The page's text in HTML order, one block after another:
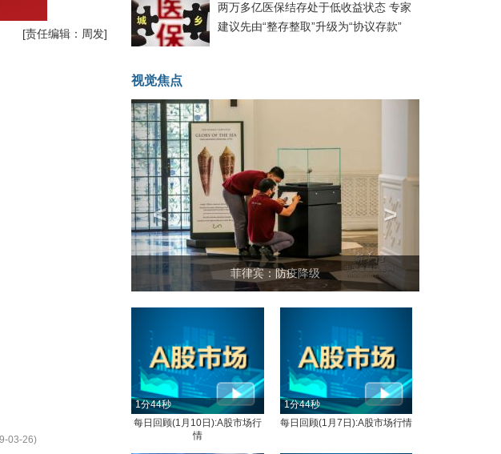
[责任编辑：周发]
03-26)
两万多亿医保结存处于低收益状态 专家
建议先由“整存整取”升级为“协议存款”
视觉焦点
菲律宾：防疫降级
< >
1分44秒
每日回顾(1月10日):A股市场行
情
1分44秒
每日回顾(1月7日):A股市场行情